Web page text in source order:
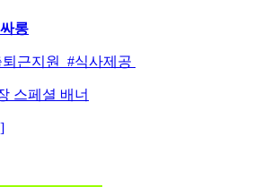
롱
근지원 #식사제공